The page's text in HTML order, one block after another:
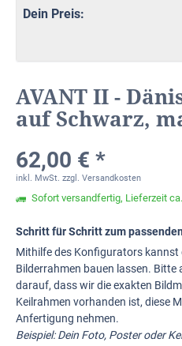
Dein Preis:
AVANT II -
auf Schwarz,
62,00 € *
inkl. MwSt. zzgl. Versandkosten
Sofort versandfertig, Lieferzeit
Schritt für Schritt zum
Mithilfe des Konfigurators kannst
Bilderrahmen bauen lassen. Bitte
darauf, dass wir die exakten
Keilrahmen vorhanden ist, diese
Anfertigung nehmen.
Beispiel: Dein Foto, Poster oder